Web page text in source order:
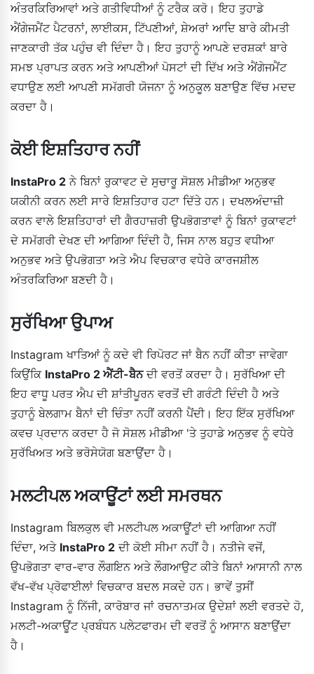
ਅੰਤਰਕਿਰਿਆਵਾਂ ਅਤੇ ਗਤੀਵਿਧੀਆਂ ਨੂੰ ਟਰੈਕ ਕਰੋ। ਇਹ ਤੁਹਾਡੇ
ਐਂਗੇਜਮੈਂਟ ਪੈਟਰਨਾਂ, ਲਾਈਕਸ, ਟਿੱਪਣੀਆਂ, ਸ਼ੇਅਰਾਂ ਆਦਿ ਬਾਰੇ ਕੀਮਤੀ
ਜਾਣਕਾਰੀ ਤੱਕ ਪਹੁੰਚ ਵੀ ਦਿੰਦਾ ਹੈ। ਇਹ ਤੁਹਾਨੂੰ ਆਪਣੇ ਦਰਸ਼ਕਾਂ ਬਾਰੇ
ਸਮਝ ਪ੍ਰਾਪਤ ਕਰਨ ਅਤੇ ਆਪਣੀਆਂ ਪੋਸਟਾਂ ਦੀ ਦਿੱਖ ਅਤੇ ਐਂਗੇਜਮੈਂਟ
ਵਧਾਉਣ ਲਈ ਆਪਣੀ ਸਮੱਗਰੀ ਯੋਜਨਾ ਨੂੰ ਅਨੁਕੂਲ ਬਣਾਉਣ ਵਿੱਚ ਮਦਦ
ਕਰਦਾ ਹੈ।
ਕੋਈ ਇਸ਼ਤਿਹਾਰ ਨਹੀਂ
InstaPro 2 ਨੇ ਬਿਨਾਂ ਰੁਕਾਵਟ ਦੇ ਸੁਚਾਰੂ ਸੋਸ਼ਲ ਮੀਡੀਆ ਅਨੁਭਵ
ਯਕੀਨੀ ਕਰਨ ਲਈ ਸਾਰੇ ਇਸ਼ਤਿਹਾਰ ਹਟਾ ਦਿੱਤੇ ਹਨ। ਦਖਲਅੰਦਾਜ਼ੀ
ਕਰਨ ਵਾਲੇ ਇਸ਼ਤਿਹਾਰਾਂ ਦੀ ਗੈਰਹਾਜ਼ਰੀ ਉਪਭੋਗਤਾਵਾਂ ਨੂੰ ਬਿਨਾਂ ਰੁਕਾਵਟਾਂ
ਦੇ ਸਮੱਗਰੀ ਦੇਖਣ ਦੀ ਆਗਿਆ ਦਿੰਦੀ ਹੈ, ਜਿਸ ਨਾਲ ਬਹੁਤ ਵਧੀਆ
ਅਨੁਭਵ ਅਤੇ ਉਪਭੋਗਤਾ ਅਤੇ ਐਪ ਵਿਚਕਾਰ ਵਧੇਰੇ ਕਾਰਜਸ਼ੀਲ
ਅੰਤਰਕਿਰਿਆ ਬਣਦੀ ਹੈ।
ਸੁਰੱਖਿਆ ਉਪਾਅ
Instagram ਖਾਤਿਆਂ ਨੂੰ ਕਦੇ ਵੀ ਰਿਪੋਰਟ ਜਾਂ ਬੈਨ ਨਹੀਂ ਕੀਤਾ ਜਾਵੇਗਾ
ਕਿਉਂਕਿ InstaPro 2 ਐਂਟੀ-ਬੈਨਦੀ ਵਰਤੋਂ ਕਰਦਾ ਹੈ। ਸੁਰੱਖਿਆ ਦੀ
ਇਹ ਵਾਧੂ ਪਰਤ ਐਪ ਦੀ ਸ਼ਾਂਤੀਪੂਰਨ ਵਰਤੋਂ ਦੀ ਗਰੰਟੀ ਦਿੰਦੀ ਹੈ ਅਤੇ
ਤੁਹਾਨੂੰ ਬੇਲਗਾਮ ਬੈਨਾਂ ਦੀ ਚਿੰਤਾ ਨਹੀਂ ਕਰਨੀ ਪੈਂਦੀ। ਇਹ ਇੱਕ ਸੁਰੱਖਿਆ
ਕਵਚ ਪ੍ਰਦਾਨ ਕਰਦਾ ਹੈ ਜੋ ਸੋਸ਼ਲ ਮੀਡੀਆ 'ਤੇ ਤੁਹਾਡੇ ਅਨੁਭਵ ਨੂੰ ਵਧੇਰੇ
ਸੁਰੱਖਿਅਤ ਅਤੇ ਭਰੋਸੇਯੋਗ ਬਣਾਉਂਦਾ ਹੈ।
ਮਲਟੀਪਲ ਅਕਾਊਂਟਾਂ ਲਈ ਸਮਰਥਨ
Instagram ਬਿਲਕੁਲ ਵੀ ਮਲਟੀਪਲ ਅਕਾਊਂਟਾਂ ਦੀ ਆਗਿਆ ਨਹੀਂ
ਦਿੰਦਾ, ਅਤੇ InstaPro 2 ਦੀ ਕੋਈ ਸੀਮਾ ਨਹੀਂ ਹੈ। ਨਤੀਜੇ ਵਜੋਂ,
ਉਪਭੋਗਤਾ ਵਾਰ-ਵਾਰ ਲੌਗਇਨ ਅਤੇ ਲੌਗਆਉਟ ਕੀਤੇ ਬਿਨਾਂ ਆਸਾਨੀ ਨਾਲ
ਵੱਖ-ਵੱਖ ਪ੍ਰੋਫਾਈਲਾਂ ਵਿਚਕਾਰ ਬਦਲ ਸਕਦੇ ਹਨ। ਭਾਵੇਂ ਤੁਸੀਂ
Instagram ਨੂੰ ਨਿੱਜੀ, ਕਾਰੋਬਾਰ ਜਾਂ ਰਚਨਾਤਮਕ ਉਦੇਸ਼ਾਂ ਲਈ ਵਰਤਦੇ ਹੋ,
ਮਲਟੀ-ਅਕਾਊਂਟ ਪ੍ਰਬੰਧਨ ਪਲੇਟਫਾਰਮ ਦੀ ਵਰਤੋਂ ਨੂੰ ਆਸਾਨ ਬਣਾਉਂਦਾ
ਹੈ।